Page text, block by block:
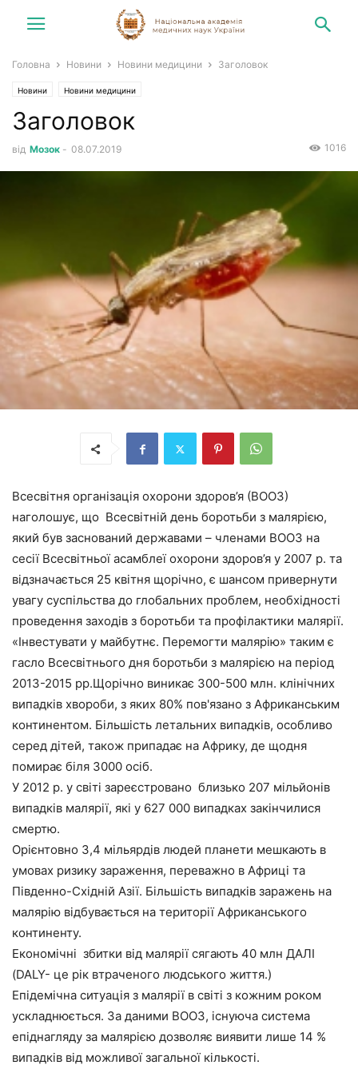
Головна Новини Новини медицини Заголовок
Новини Новини медицини
Заголовок
від Мозок - 08.07.2019 1016
Всесвітня організація охорони здоров’я (ВООЗ)
наголошує, що Всесвітній день боротьби з малярією,
який був заснований державами – членами ВООЗ на
сесії Всесвітньої асамблеї охорони здоров’я у 2007 р. та
відзначається 25 квітня щорічно, є шансом привернути
увагу суспільства до глобальних проблем, необхідності
проведення заходів з боротьби та профілактики малярії.
«Інвестувати у майбутнє. Перемогти малярію» таким є
гасло Всесвітнього дня боротьби з малярією на період
2013-2015 рр.Щорічно виникає 300-500 млн. клінічних
випадків хвороби, з яких 80% пов'язано з Африканським
континентом. Більшість летальних випадків, особливо
серед дітей, також припадає на Африку, де щодня
помирає біля 3000 осіб.
У 2012 р. у світі зареєстровано близько 207 мільйонів
випадків малярії, які у 627 000 випадках закінчилися
смертю.
Орієнтовно 3,4 мільярдів людей планети мешкають в
умовах ризику зараження, переважно в Африці та
Південно-Східній Азії. Більшість випадків заражень на
малярію відбувається на території Африканського
континенту.
Економічні збитки від малярії сягають 40 млн ДАЛІ
(DALY- це рік втраченого людського життя.)
Епідемічна ситуація з малярії в світі з кожним роком
ускладнюється. За даними ВООЗ, існуюча система
епіднагляду за малярією дозволяє виявити лише 14 %
випадків від можливої загальної кількості.